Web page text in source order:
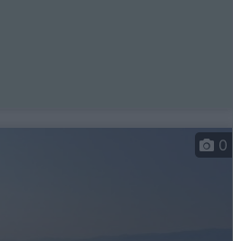
0